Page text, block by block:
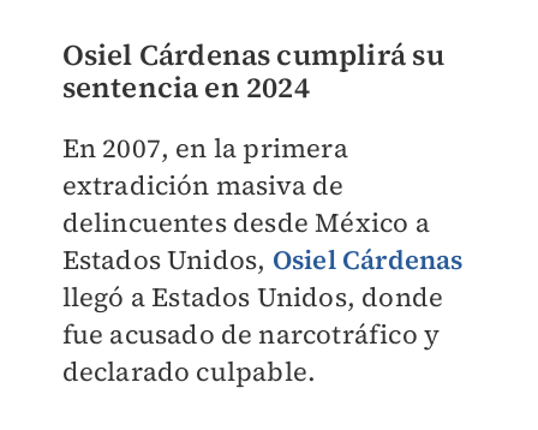
Osiel Cárdenas cumplirá su
sentencia en 2024
En 2007, en la primera
extradición masiva de
delincuentes desde México a
Estados Unidos, Osiel Cárdenas
llegó a Estados Unidos, donde
fue acusado de narcotráfico y
declarado culpable.